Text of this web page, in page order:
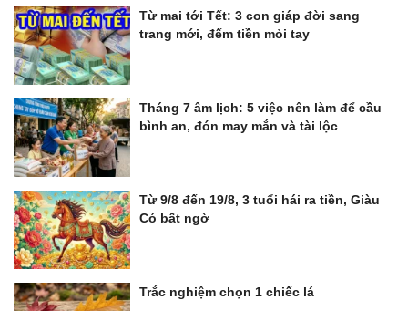
Từ mai tới Tết: 3 con giáp đời sang
trang mới, đếm tiền mỏi tay
Tháng 7 âm lịch: 5 việc nên làm để cầu
bình an, đón may mắn và tài lộc
Từ 9/8 đến 19/8, 3 tuổi hái ra tiền, Giàu
Có bất ngờ
Trắc nghiệm chọn 1 chiếc lá